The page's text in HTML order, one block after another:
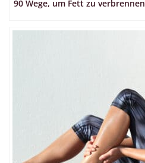
90 Wege, um Fett zu verbrennen